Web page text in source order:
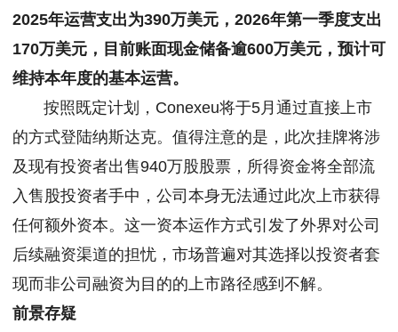
2025年运营支出为390万美元，2026年第一季度支出
170万美元，目前账面现金储备逾600万美元，预计可
维持本年度的基本运营。
按照既定计划，Conexeu将于5月通过直接上市
的方式登陆纳斯达克。值得注意的是，此次挂牌将涉
及现有投资者出售940万股股票，所得资金将全部流
入售股投资者手中，公司本身无法通过此次上市获得
任何额外资本。这一资本运作方式引发了外界对公司
后续融资渠道的担忧，市场普遍对其选择以投资者套
现而非公司融资为目的的上市路径感到不解。
前景存疑